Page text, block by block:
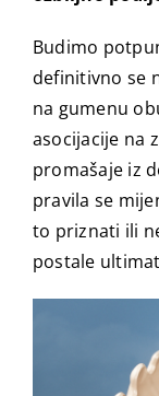
Budimo
definitivno se
na gumenu
asocijacije na
promašaje iz
pravila se
to priznati ili
postale